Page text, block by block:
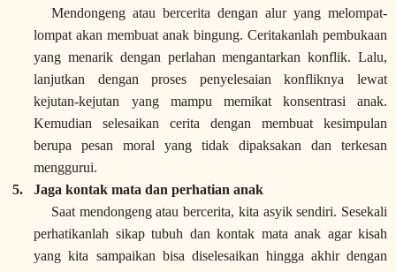
Mendongeng atau bercerita dengan alur yang melompat-
lompat akan membuat anak bingung. Ceritakanlah pembukaan
yang menarik dengan perlahan mengantarkan konflik. Lalu,
lanjutkan dengan proses penyelesaian konfliknya lewat
kejutan-kejutan yang mampu memikat konsentrasi anak.
Kemudian selesaikan cerita dengan membuat kesimpulan
berupa pesan moral yang tidak dipaksakan dan terkesan
menggurui.
5.
Jaga kontak mata dan perhatian anak
Saat mendongeng atau bercerita, kita asyik sendiri. Sesekali
perhatikanlah sikap tubuh dan kontak mata anak agar kisah
yang kita sampaikan bisa diselesaikan hingga akhir dengan